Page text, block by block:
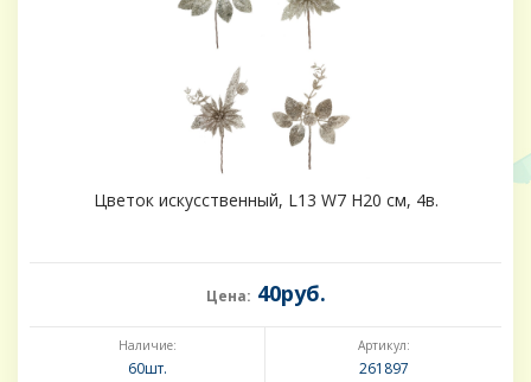
Цветок искусственный, L13 W7 H20 см, 4в.
Цена: 40руб.
Наличие:
60шт.
Артикул:
261897